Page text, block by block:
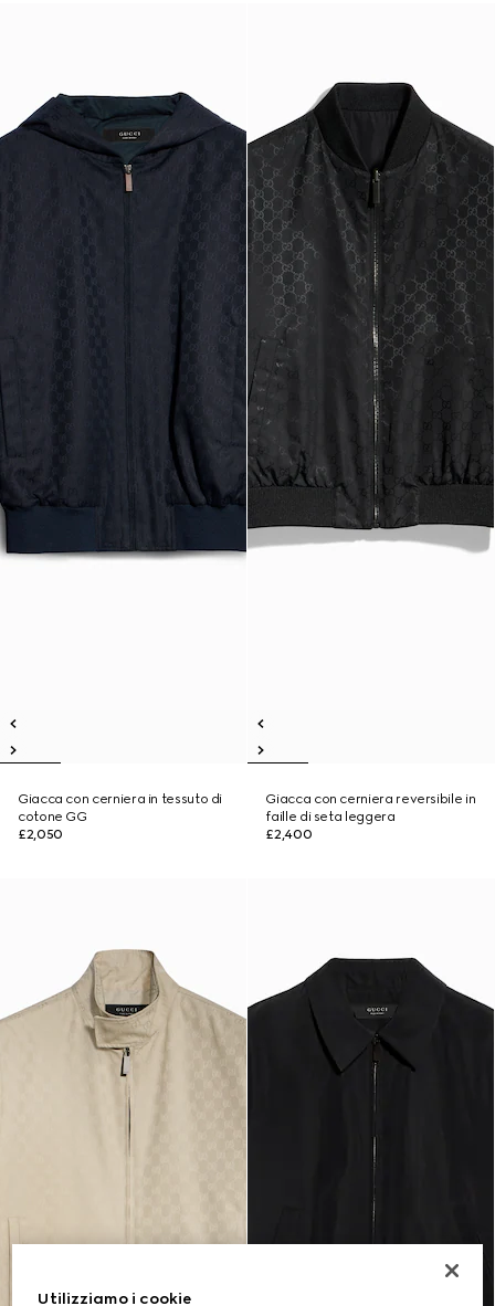
Giacca con cerniera in tessuto di
cotone GG
£2,050
Giacca con cerniera reversibile in
faille di seta leggera
£2,400
Utilizziamo i cookie